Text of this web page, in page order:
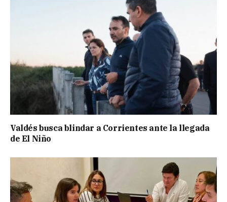
Valdés busca blindar a Corrientes ante la llegada
de El Niño